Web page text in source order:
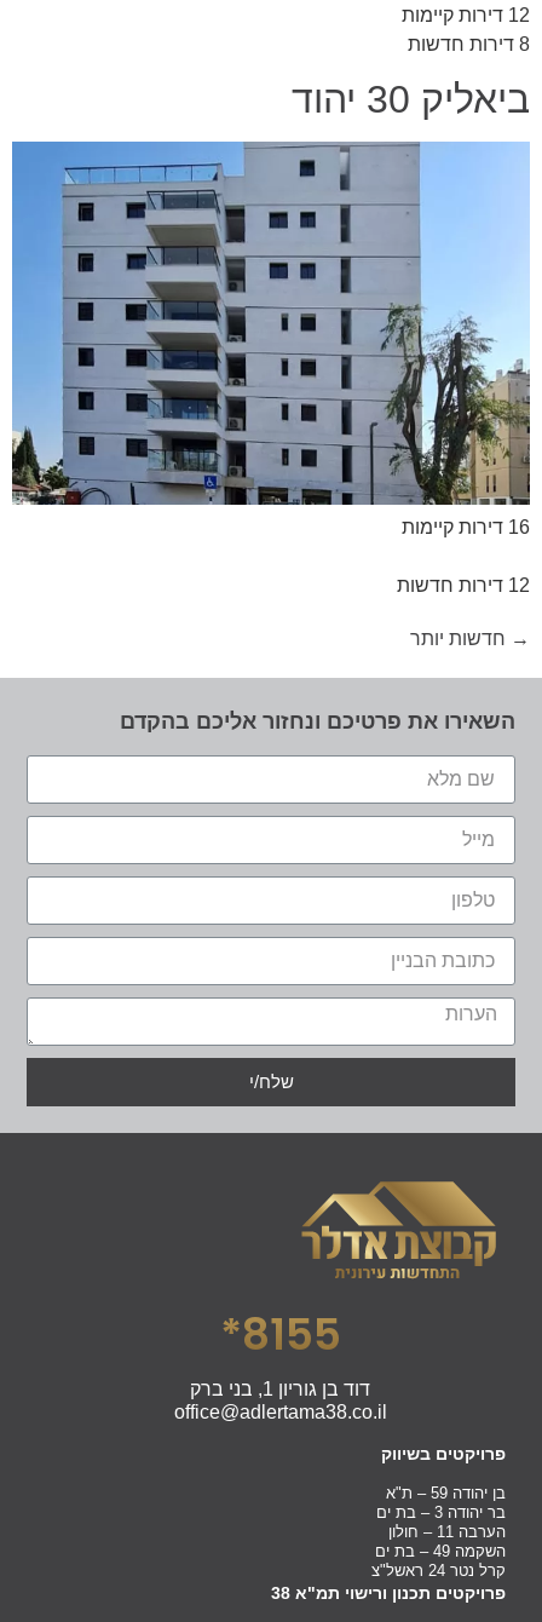
12 דירות קיימות
8 דירות חדשות
ביאליק 30 יהוד
16 דירות קיימות
12 דירות חדשות
→ חדשות יותר
השאירו את פרטיכם ונחזור אליכם בהקדם
שלח/י
8155*
דוד בן גוריון 1, בני ברק
office@adlertama38.co.il
פרויקטים בשיווק
בן יהודה 59 – ת"א
בר יהודה 3 – בת ים
הערבה 11 – חולון
השקמה 49 – בת ים
קרל נטר 24 ראשל"צ
פרויקטים תכנון ורישוי תמ"א 38